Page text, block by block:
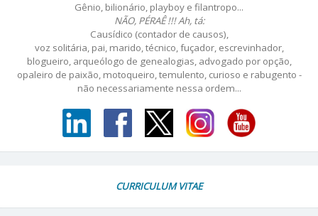
Gênio, bilionário, playboy e filantropo...
NÃO, PÉRAÊ !!! Ah, tá:
Causídico (contador de causos),
voz solitária, pai, marido, técnico, fuçador, escrevinhador,
blogueiro, arqueólogo de genealogias, advogado por opção,
opaleiro de paixão, motoqueiro, temulento, curioso e rabugento -
não necessariamente nessa ordem...
CURRICULUM VITAE